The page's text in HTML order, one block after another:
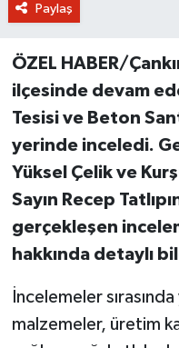
Paylaş
ÖZEL HABER/
ilçesinde devam
Tesisi ve Beton
yerinde inceledi.
Yüksel Çelik ve
Sayın Recep
gerçekleşen
hakkında detaylı
İncelemeler
malzemeler, üretim